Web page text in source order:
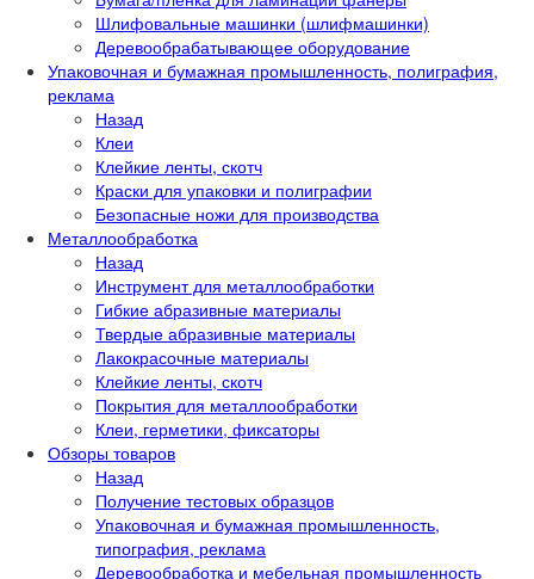
Шлифовальные машинки (шлифмашинки)
Деревообрабатывающее оборудование
Упаковочная и бумажная промышленность, полиграфия,
реклама
Назад
Клеи
Клейкие ленты, скотч
Краски для упаковки и полиграфии
Безопасные ножи для производства
Металлообработка
Назад
Инструмент для металлообработки
Гибкие абразивные материалы
Твердые абразивные материалы
Лакокрасочные материалы
Клейкие ленты, скотч
Покрытия для металлообработки
Клеи, герметики, фиксаторы
Обзоры товаров
Назад
Получение тестовых образцов
Упаковочная и бумажная промышленность,
типография, реклама
Деревообработка и мебельная промышленность